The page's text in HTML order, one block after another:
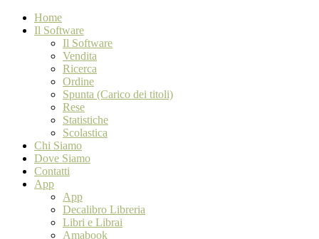
Home
Il Software
Il Software
Vendita
Ricerca
Ordine
Spunta (Carico dei titoli)
Rese
Statistiche
Scolastica
Chi Siamo
Dove Siamo
Contatti
App
App
Decalibro Libreria
Libri e Librai
Amabook